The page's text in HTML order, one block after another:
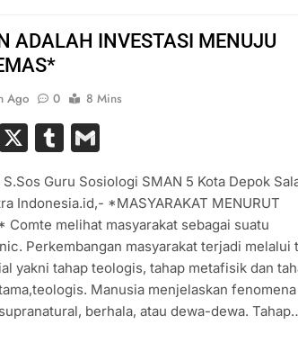
ADALAH INVESTASI MENUJU
Ago 0 8 Mins
Copy
X Tumblr
Guru Sosiologi SMAN 5 Kota Depok
Indonesia.id,- *MASYARAKAT MENURUT
Comte melihat masyarakat sebagai suatu
Perkembangan masyarakat terjadi melalui
yakni tahap teologis, tahap metafisik dan
Manusia menjelaskan fenomena
berhala, atau dewa-dewa.